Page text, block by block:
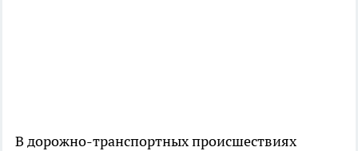
В дорожно-транспортных происшествиях